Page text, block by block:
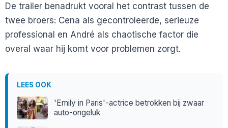
De trailer benadrukt vooral het contrast tussen de
twee broers: Cena als gecontroleerde, serieuze
professional en André als chaotische factor die
overal waar hij komt voor problemen zorgt.
LEES OOK
'Emily in Paris'-actrice betrokken bij zwaar
auto-ongeluk